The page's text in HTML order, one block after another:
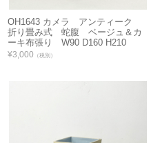
OH1643 カメラ アンティーク
折り畳み式 蛇腹 ベージュ＆カ
ーキ布張り W90 D160 H210
¥3,000 （税別）